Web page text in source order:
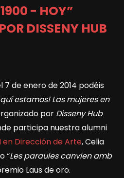
- HOY”
DISSENY HUB
de enero de 2014 podéis
estamos! Las mujeres en
por Disseny Hub
participa nuestra alumni
en Dirección de Arte, Celia
“Les paraules canvien amb
Laus de oro.